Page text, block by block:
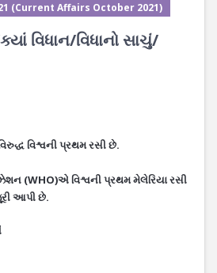
(Current Affairs October 2021)
વિધાન/વિધાનો સાચું/
વિશ્વની પ્રથમ રસી છે.
(WHO)એ વિશ્વની પ્રથમ મેલેરિયા રસી
આપી છે.